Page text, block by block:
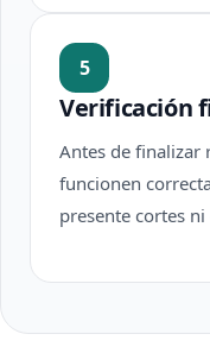
5
Verificación
Antes de finalizar
funcionen
presente cortes